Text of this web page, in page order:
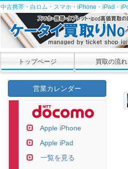
中古携帯・白ロム・スマホ・iPhone・iPad・
トップページ 買取の流れ
営業カレンダー
Apple iPhone
Apple iPad
一覧を見る